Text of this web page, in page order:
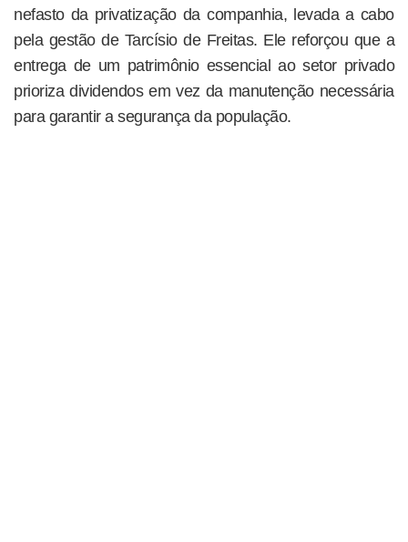
nefasto da privatização da companhia, levada a cabo
pela gestão de Tarcísio de Freitas. Ele reforçou que a
entrega de um patrimônio essencial ao setor privado
prioriza dividendos em vez da manutenção necessária
para garantir a segurança da população.